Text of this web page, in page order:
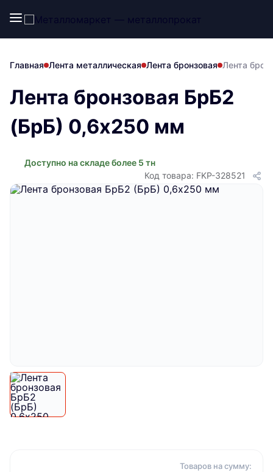
Главная Лента металлическая Лента бронзовая Лента
Лента бронзовая БрБ2
(БрБ) 0,6х250 мм
Доступно на складе более 5 тн
Код товара: FKP-328521
Товаров на сумму: